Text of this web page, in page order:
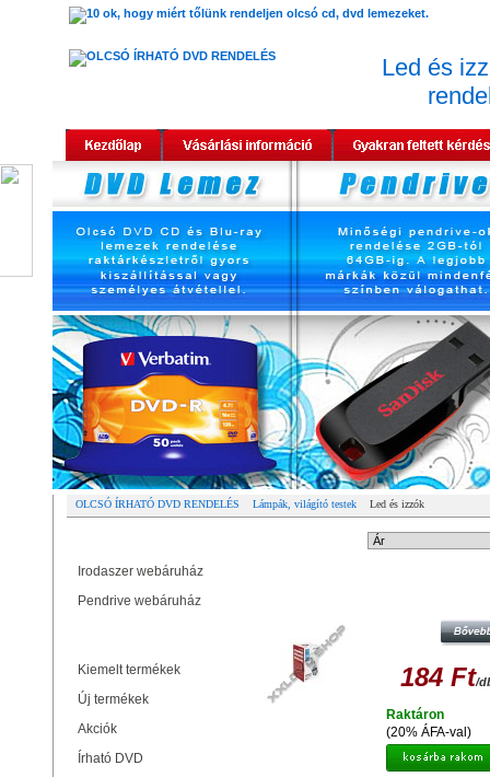
Led és
OLCSÓ ÍRHATÓ DVD RENDELÉS Lámpák, világító testek Led és izzók
Irodaszer webáruház
Pendrive webáruház
Kiemelt termékek
Új termékek
Akciók
Írható DVD
184 Ft/
(20% ÁFA-val)
Raktáron